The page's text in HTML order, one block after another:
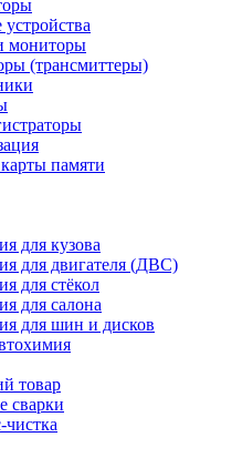
мониторы
(трансмиттеры)
памяти
для кузова
для двигателя (ДВС)
для стёкол
для салона
для шин и дисков
товар
сварки